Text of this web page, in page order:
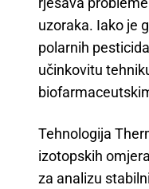
uzoraka. Iako je
polarnih
učinkovitu
Tehnologija
izotopskih
za analizu